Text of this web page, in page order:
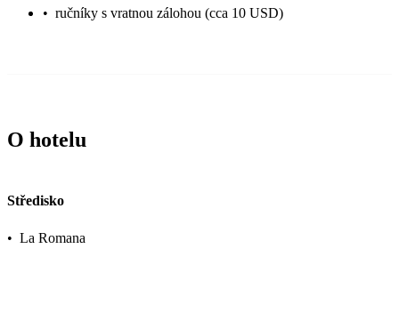
• ručníky s vratnou zálohou (cca 10 USD)
O hotelu
Středisko
• La Romana